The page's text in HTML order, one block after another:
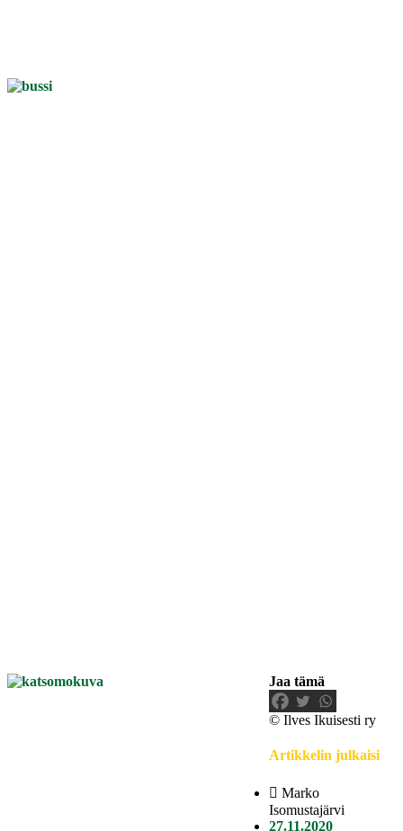
Jaa tämä
© Ilves Ikuisesti ry
Artikkelin julkaisi
Marko
Isomustajärvi
27.11.2020